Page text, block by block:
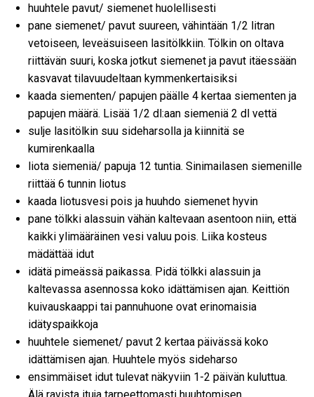
huuhtele pavut/ siemenet huolellisesti
pane siemenet/ pavut suureen, vähintään 1/2 litran
vetoiseen, leveäsuiseen lasitölkkiin. Tölkin on oltava
riittävän suuri, koska jotkut siemenet ja pavut itäessään
kasvavat tilavuudeltaan kymmenkertaisiksi
kaada siementen/ papujen päälle 4 kertaa siementen ja
papujen määrä. Lisää 1/2 dl:aan siemeniä 2 dl vettä
sulje lasitölkin suu sideharsolla ja kiinnitä se
kumirenkaalla
liota siemeniä/ papuja 12 tuntia. Sinimailasen siemenille
riittää 6 tunnin liotus
kaada liotusvesi pois ja huuhdo siemenet hyvin
pane tölkki alassuin vähän kaltevaan asentoon niin, että
kaikki ylimääräinen vesi valuu pois. Liika kosteus
mädättää idut
idätä pimeässä paikassa. Pidä tölkki alassuin ja
kaltevassa asennossa koko idättämisen ajan. Keittiön
kuivauskaappi tai pannuhuone ovat erinomaisia
idätyspaikkoja
huuhtele siemenet/ pavut 2 kertaa päivässä koko
idättämisen ajan. Huuhtele myös sideharso
ensimmäiset idut tulevat näkyviin 1-2 päivän kuluttua.